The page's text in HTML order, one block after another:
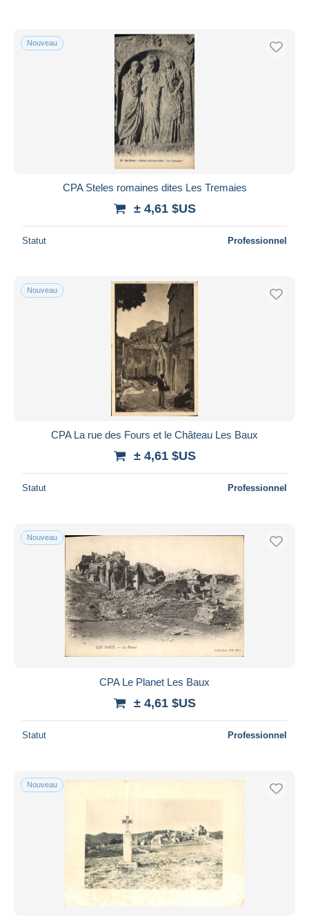
Nouveau
CPA Steles romaines dites Les Tremaies
± 4,61 $US
Statut Professionnel
Nouveau
CPA La rue des Fours et le Château Les Baux
± 4,61 $US
Statut Professionnel
Nouveau
CPA Le Planet Les Baux
± 4,61 $US
Statut Professionnel
Nouveau